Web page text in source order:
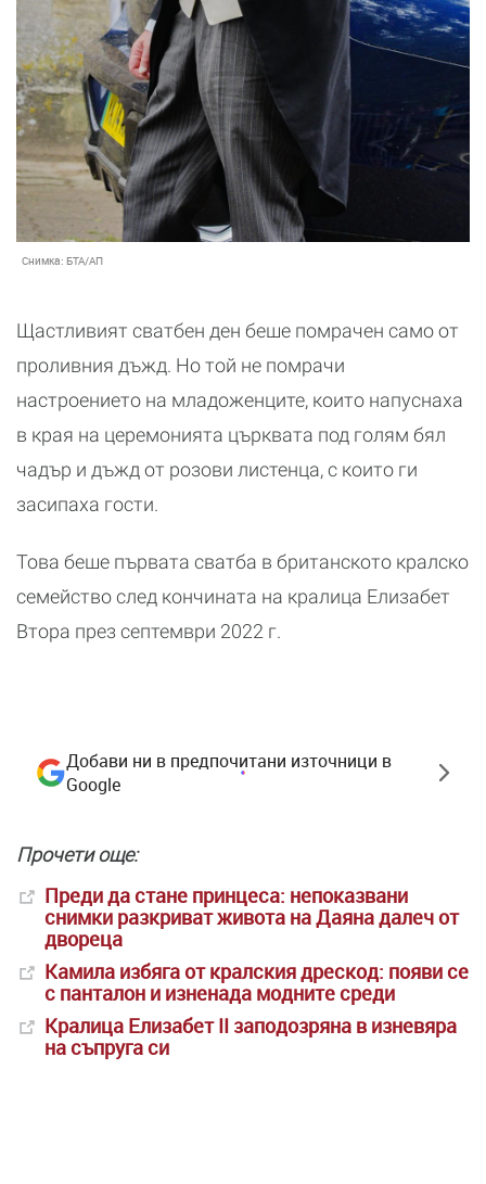
Снимка: БТА/АП
Щастливият сватбен ден беше помрачен само от
проливния дъжд. Но той не помрачи
настроението на младоженците, които напуснаха
в края на церемонията църквата под голям бял
чадър и дъжд от розови листенца, с които ги
засипаха гости.
Това беше първата сватба в британското кралско
семейство след кончината на кралица Елизабет
Втора през септември 2022 г.
Добави ни в предпочитани източници в
Google
Прочети още:
Преди да стане принцеса: непоказвани
снимки разкриват живота на Даяна далеч от
двореца
Камила избяга от кралския дрескод: появи се
с панталон и изненада модните среди
Кралица Елизабет II заподозряна в изневяра
на съпруга си